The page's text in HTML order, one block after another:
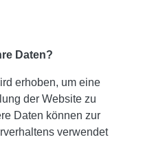
Daten?
erhoben, um eine
der Website zu
Daten können zur
verwendet